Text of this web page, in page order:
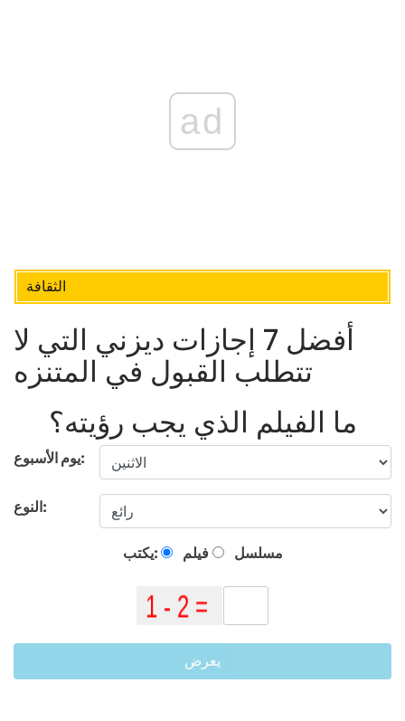
ad
الثقافة
أفضل 7 إجازات ديزني التي لا
تتطلب القبول في المتنزه
ما الفيلم الذي يجب رؤيته؟
يوم الأسبوع:
النوع:
يكتب: فيلم مسلسل
يعرض